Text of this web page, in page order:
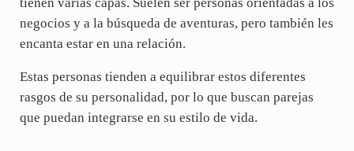
negocios y a la búsqueda de aventuras, pero también les
encanta estar en una relación.
Estas personas tienden a equilibrar estos diferentes
rasgos de su personalidad, por lo que buscan parejas
que puedan integrarse en su estilo de vida.